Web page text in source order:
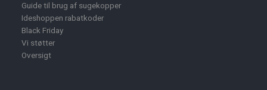
Guide til brug af sugekopper
Ideshoppen rabatkoder
Black Friday
Vi støtter
Oversigt